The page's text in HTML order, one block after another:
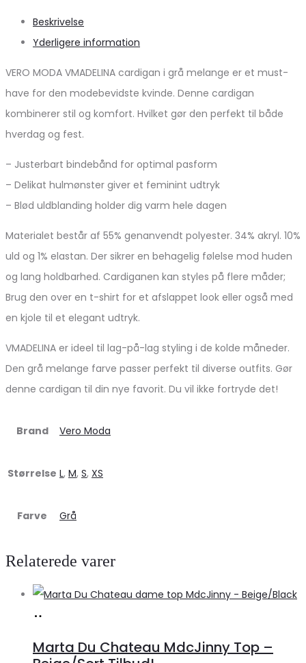
Beskrivelse
Yderligere information
VERO MODA VMADELINA cardigan i grå melange er et must-
have for den modebevidste kvinde. Denne cardigan
kombinerer stil og komfort. Hvilket gør den perfekt til både
hverdag og fest.
– Justerbart bindebånd for optimal pasform
– Delikat hulmønster giver et feminint udtryk
– Blød uldblanding holder dig varm hele dagen
Materialet består af 55% genanvendt polyester. 34% akryl. 10%
uld og 1% elastan. Der sikrer en behagelig følelse mod huden
og lang holdbarhed. Cardiganen kan styles på flere måder;
Brug den over en t-shirt for et afslappet look eller også med
en kjole til et elegant udtryk.
VMADELINA er ideel til lag-på-lag styling i de kolde måneder.
Den grå melange farve passer perfekt til diverse outfits. Gør
denne cardigan til din nye favorit. Du vil ikke fortryde det!
Brand Vero Moda
Størrelse L, M, S, XS
Farve Grå
Relaterede varer
Klædeskabet.dk
Marta Du Chateau MdcJinny Top –